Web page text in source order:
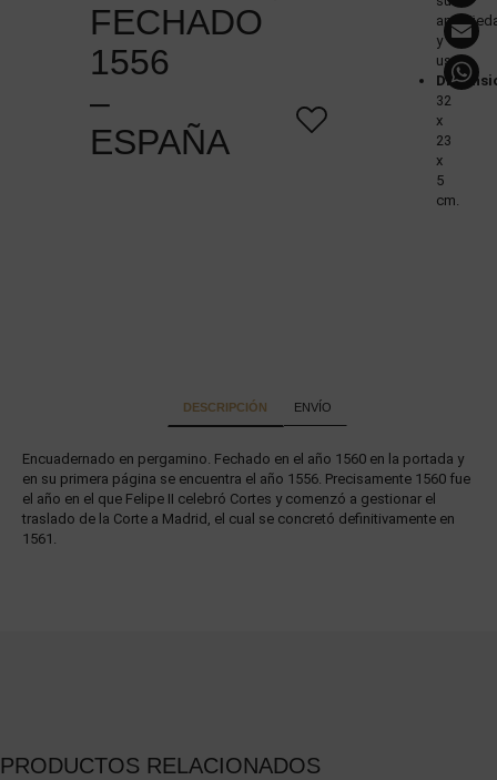
FECHADO
1556
–
ESPAÑA
y
uso
32
x
23
x
5
cm.
DESCRIPCIÓN ENVÍO
Encuadernado en pergamino. Fechado en el año 1560 en la portada y
en su primera página se encuentra el año 1556. Precisamente 1560 fue
el año en el que Felipe II celebró Cortes y comenzó a gestionar el
traslado de la Corte a Madrid, el cual se concretó definitivamente en
1561.
PRODUCTOS RELACIONADOS